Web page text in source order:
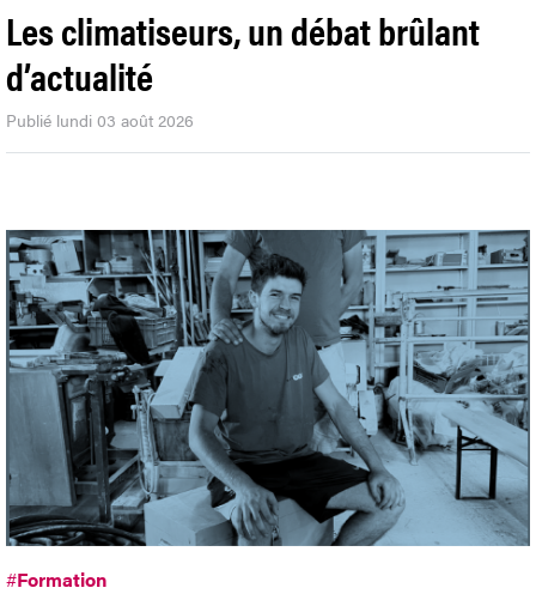
Les climatiseurs, un débat brûlant
d’actualité
Publié lundi 03 août 2026
#Formation